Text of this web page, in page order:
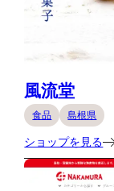
風流堂
食品 島根県
ショップを見る